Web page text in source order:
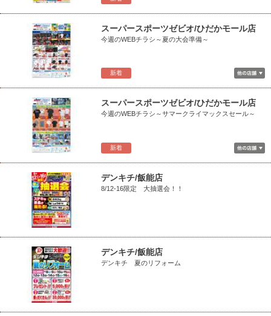
新着
スーパースポーツゼビオ/ひだかモール店
今週のWEBチラシ～夏の大会準備～
新着
スーパースポーツゼビオ/ひだかモール店
今週のWEBチラシ～サマークライマックスセール～
デンキチ/飯能店
8/12-16限定 大抽選会！！
デンキチ/飯能店
デンキチ 夏のリフォーム